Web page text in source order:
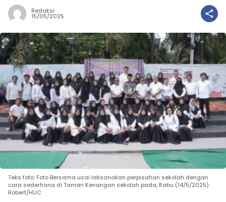
Redaksi
15/05/2025
Teks foto: Foto Bersama usai laksanakan perpisahan sekolah dengan
cara sederhana di Taman Kenangan sekolah pada, Rabu (14/5/2025).
Robert/HUC